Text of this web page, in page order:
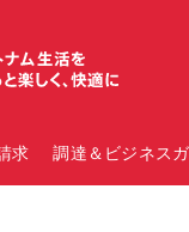
求 調達＆ビジネス